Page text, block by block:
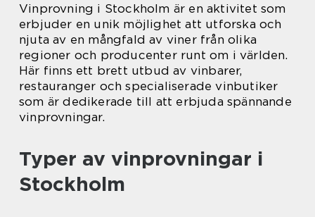
Vinprovning i Stockholm är en aktivitet som
erbjuder en unik möjlighet att utforska och
njuta av en mångfald av viner från olika
regioner och producenter runt om i världen.
Här finns ett brett utbud av vinbarer,
restauranger och specialiserade vinbutiker
som är dedikerade till att erbjuda spännande
vinprovningar.
Typer av vinprovningar i
Stockholm